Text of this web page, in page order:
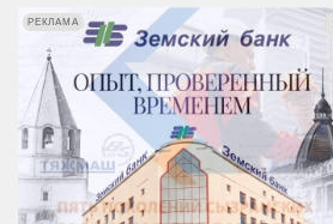
РЕКЛАМА
РЕКЛАМА